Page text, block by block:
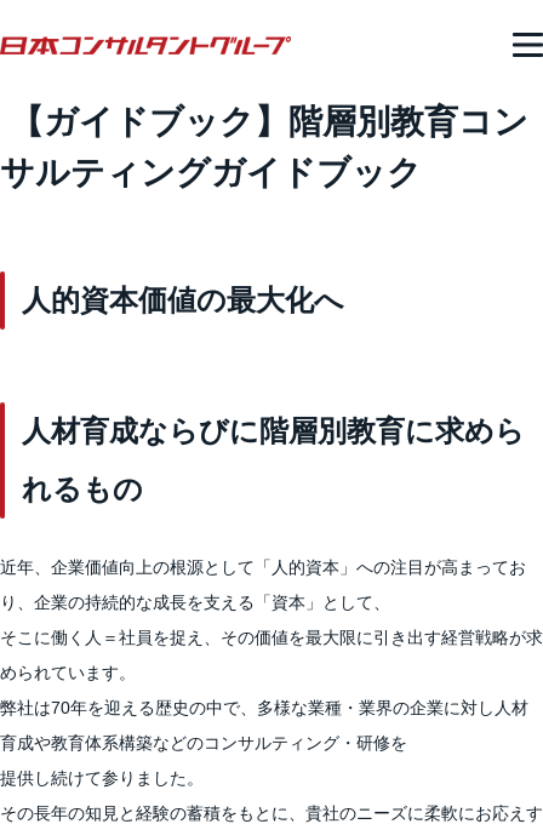
【ガイドブック】階層別教育コン
サルティングガイドブック
人的資本価値の最大化へ
人材育成ならびに階層別教育に求めら
れるもの
近年、企業価値向上の根源として「人的資本」への注目が高まってお
り、企業の持続的な成長を支える「資本」として、
そこに働く人＝社員を捉え、その価値を最大限に引き出す経営戦略が求
められています。
弊社は70年を迎える歴史の中で、多様な業種・業界の企業に対し人材
育成や教育体系構築などのコンサルティング・研修を
提供し続けて参りました。
その長年の知見と経験の蓄積をもとに、貴社のニーズに柔軟にお応えす